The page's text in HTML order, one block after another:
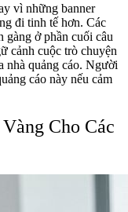
vì những banner
đi tinh tế hơn. Các
gàng ở phần cuối câu
cảnh cuộc trò chuyện
nhà quảng cáo. Người
cáo này nếu cảm
Cho Các